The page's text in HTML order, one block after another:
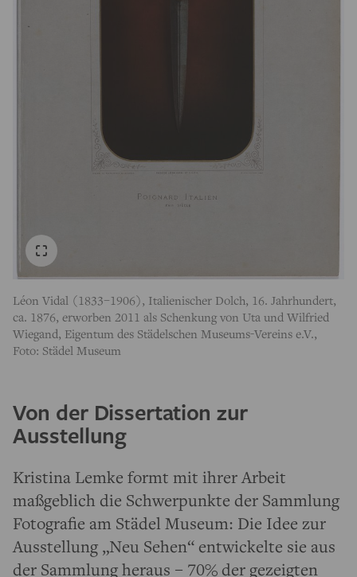
Léon Vidal (1833–1906), Italienischer Dolch, 16. Jahrhundert,
ca. 1876, erworben 2011 als Schenkung von Uta und Wilfried
Wiegand, Eigentum des Städelschen Museums-Vereins e.V.,
Foto: Städel Museum
Von der Dissertation zur
Ausstellung
Kristina Lemke formt mit ihrer Arbeit
maßgeblich die Schwerpunkte der Sammlung
Fotografie am Städel Museum: Die Idee zur
Ausstellung „Neu Sehen“ entwickelte sie aus
der Sammlung heraus – 70% der gezeigten